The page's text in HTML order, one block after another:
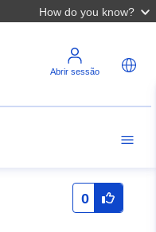
How do you know?
Abrir sessão
0